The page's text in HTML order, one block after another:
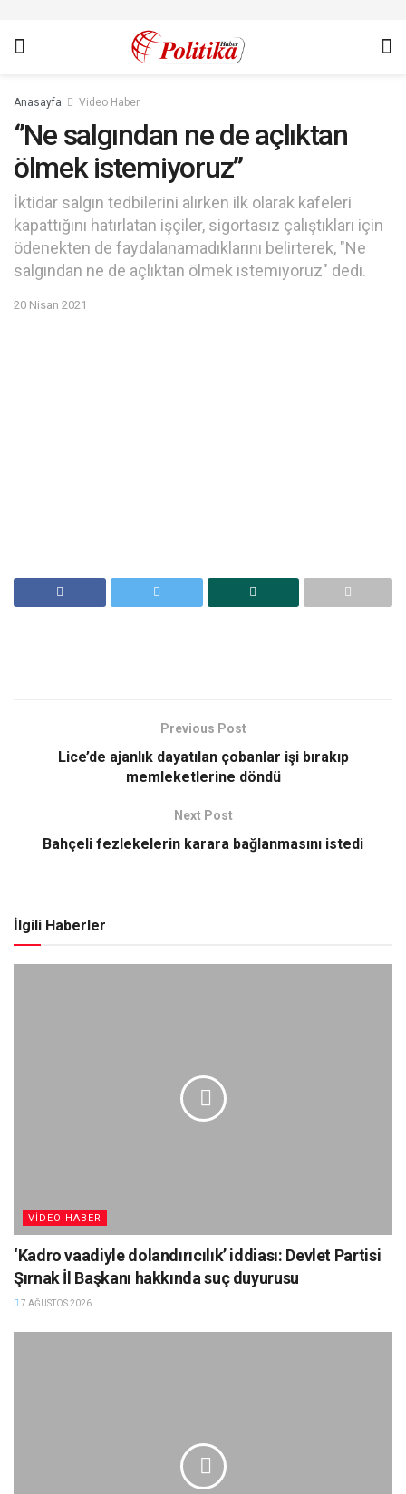
Anasayfa Video Haber
‘’Ne salgından ne de açlıktan
ölmek istemiyoruz’’
İktidar salgın tedbilerini alırken ilk olarak kafeleri
kapattığını hatırlatan işçiler, sigortasız çalıştıkları için
ödenekten de faydalanamadıklarını belirterek, "Ne
salgından ne de açlıktan ölmek istemiyoruz" dedi.
20 Nisan 2021
Previous Post
Lice’de ajanlık dayatılan çobanlar işi bırakıp
memleketlerine döndü
Next Post
Bahçeli fezlekelerin karara bağlanmasını istedi
İlgili Haberler
VIDEO HABER
‘Kadro vaadiyle dolandırıcılık’ iddiası: Devlet Partisi
Şırnak İl Başkanı hakkında suç duyurusu
7 AĞUSTOS 2026